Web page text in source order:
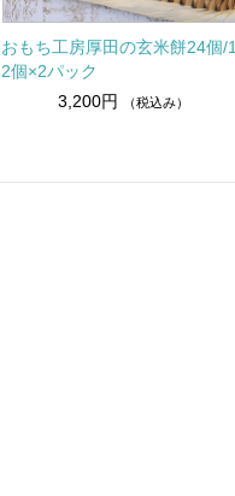
おもち工房厚田の玄米餅24個/1
2個×2パック
3,200円
（税込み）